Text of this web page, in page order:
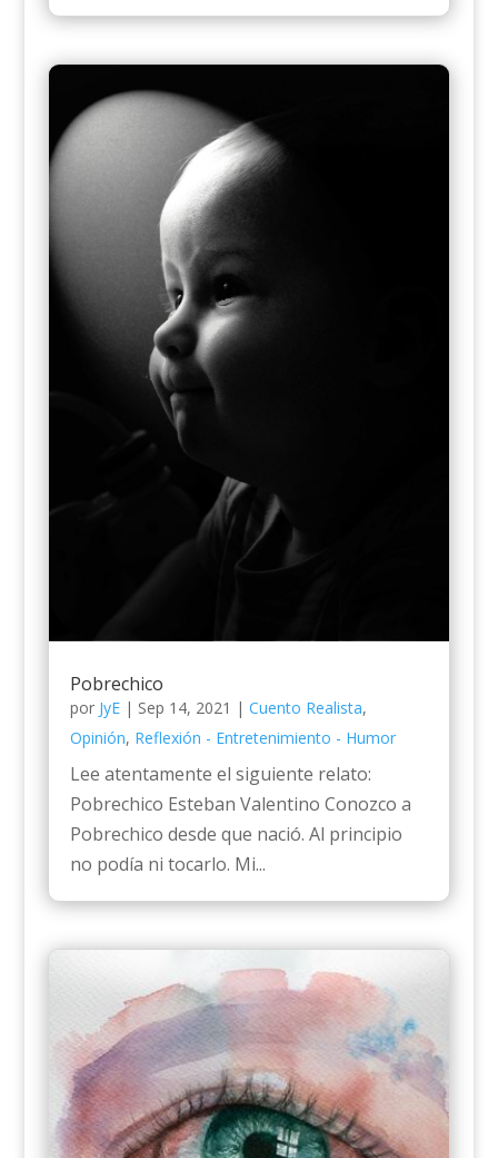
Pobrechico
por JyE| Sep 14, 2021 | Cuento Realista,
Opinión, Reflexión - Entretenimiento - Humor
Lee atentamente el siguiente relato:
Pobrechico Esteban Valentino Conozco a
Pobrechico desde que nació. Al principio
no podía ni tocarlo. Mi...